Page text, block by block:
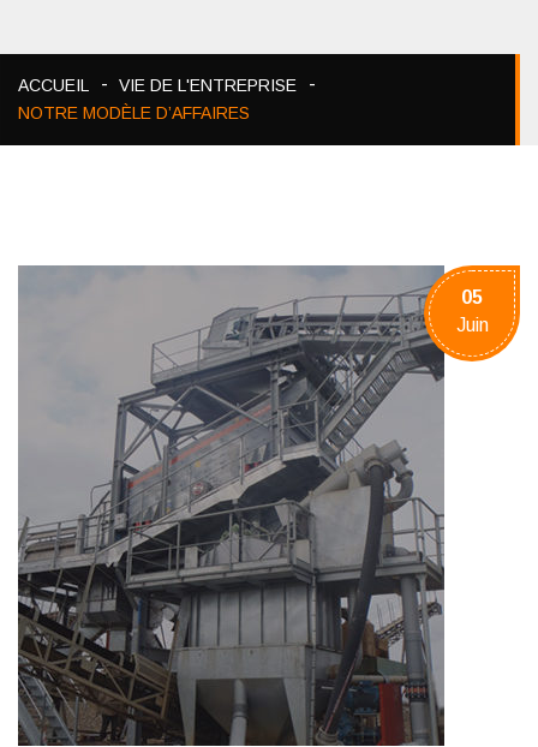
ACCUEIL
VIE DE L'ENTREPRISE
NOTRE MODÈLE D’AFFAIRES
05
Juin